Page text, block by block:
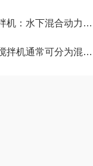
混合动力的工作原理与实际应用
分为混合搅拌和低速推流两大系列